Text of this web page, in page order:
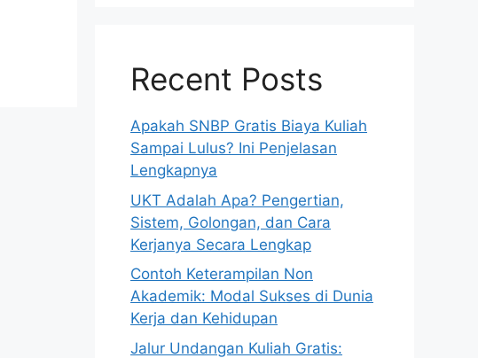
Recent Posts
Apakah SNBP Gratis Biaya Kuliah
Sampai Lulus? Ini Penjelasan
Lengkapnya
UKT Adalah Apa? Pengertian,
Sistem, Golongan, dan Cara
Kerjanya Secara Lengkap
Contoh Keterampilan Non
Akademik: Modal Sukses di Dunia
Kerja dan Kehidupan
Jalur Undangan Kuliah Gratis: